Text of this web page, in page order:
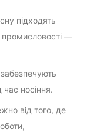
підходять
—
час носіння.
від того, де